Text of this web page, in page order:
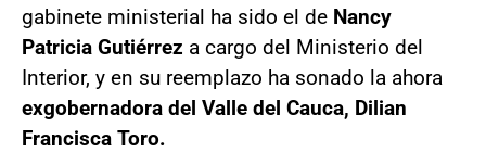
gabinete ministerial ha sido el de Nancy
Patricia Gutiérrez a cargo del Ministerio del
Interior, y en su reemplazo ha sonado la ahora
exgobernadora del Valle del Cauca, Dilian
Francisca Toro.